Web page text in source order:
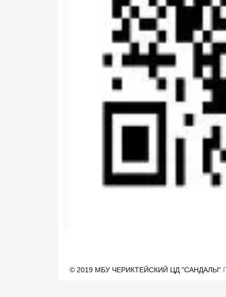
© 2019 МБУ ЧЕРИКТЕЙСКИЙ ЦД "САНДАЛЫ"